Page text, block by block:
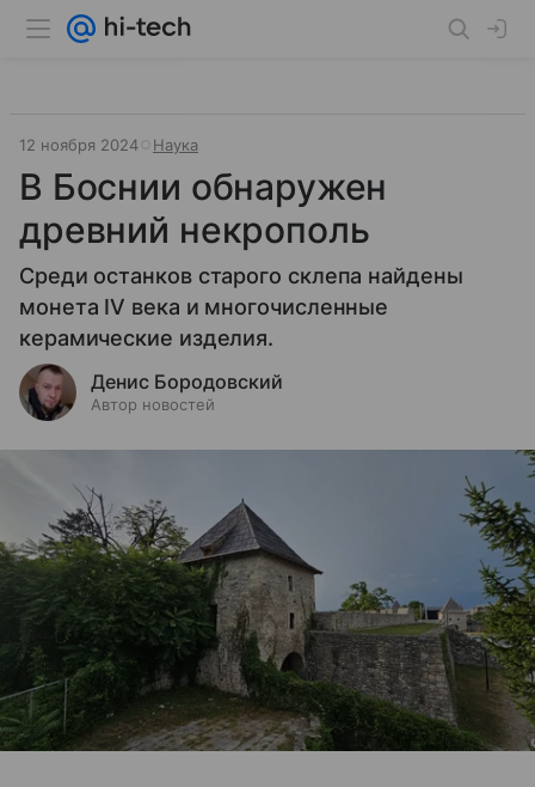
12 ноября 2024 Наука
В Боснии обнаружен
древний некрополь
Среди останков старого склепа найдены
монета IV века и многочисленные
керамические изделия.
Денис Бородовский
Автор новостей